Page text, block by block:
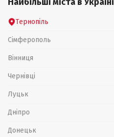
Тернопіль
Сімферополь
Вінниця
Чернівці
Луцьк
Дніпро
Донецьк